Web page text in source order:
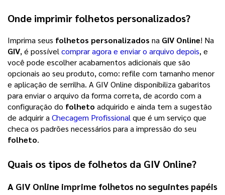
Onde imprimir folhetos personalizados?
Imprima seus folhetos personalizados na GIV Online! Na
GIV, é possível comprar agora e enviar o arquivo depois, e
você pode escolher acabamentos adicionais que são
opcionais ao seu produto, como: refile com tamanho menor
e aplicação de serrilha. A GIV Online disponibiliza gabaritos
para enviar o arquivo da forma correta, de acordo com a
configuração do folheto adquirido e ainda tem a sugestão
de adquirir a Checagem Profissional que é um serviço que
checa os padrões necessários para a impressão do seu
folheto.
Quais os tipos de folhetos da GIV Online?
A GIV Online imprime folhetos no seguintes papéis